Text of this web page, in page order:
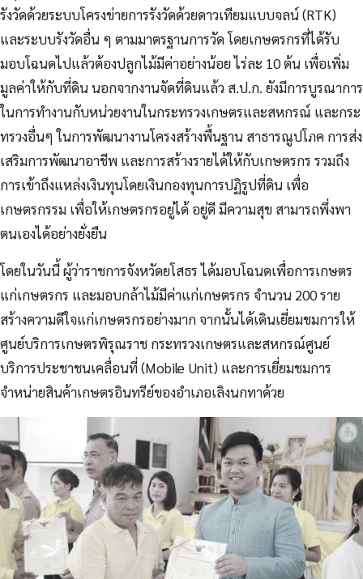
รังวัดด้วยระบบโครงข่ายการรังวัดด้วยดาวเทียมแบบจลน์ (RTK)
และระบบรังวัดอื่น ๆ ตามมาตรฐานการวัด โดยเกษตรกรที่ได้รับ
มอบโฉนดไปแล้วต้องปลูกไม้มีค่าอย่างน้อย ไร่ละ 10 ต้น เพื่อเพิ่ม
มูลค่าให้กับที่ดิน นอกจากงานจัดที่ดินแล้ว ส.ป.ก. ยังมีการบูรณาการ
ในการทำงานกับหน่วยงานในกระทรวงเกษตรและสหกรณ์ และกระ
ทรวงอื่นๆ ในการพัฒนางานโครงสร้างพื้นฐาน สาธารณูปโภค การส่ง
เสริมการพัฒนาอาชีพ และการสร้างรายได้ให้กับเกษตรกร รวมถึง
การเข้าถึงแหล่งเงินทุนโดยเงินกองทุนการปฏิรูปที่ดิน เพื่อ
เกษตรกรรม เพื่อให้เกษตรกรอยู่ได้ อยู่ดี มีความสุข สามารถพึ่งพา
ตนเองได้อย่างยั่งยืน
โดยในวันนี้ ผู้ว่าราชการจังหวัดยโสธร ได้มอบโฉนดเพื่อการเกษตร
แก่เกษตรกร และมอบกล้าไม้มีค่าแก่เกษตรกร จำนวน 200 ราย
สร้างความดีใจแก่เกษตรกรอย่างมาก จากนั้นได้เดินเยี่ยมชมการให้
ศูนย์บริการเกษตรพิรุณราช กระทรวงเกษตรและสหกรณ์ศูนย์
บริการประชาชนเคลื่อนที่ (Mobile Unit) และการเยี่ยมชมการ
จำหน่ายสินค้าเกษตรอินทรีย์ของอำเภอเลิงนกทาด้วย